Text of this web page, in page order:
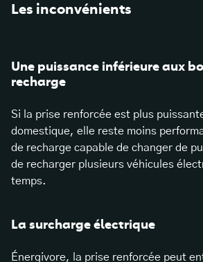
Les inconvénients
Une puissance inférieure aux
recharge
Si la prise renforcée est plus
domestique, elle reste moins
de recharge capable de changer de
de recharger plusieurs véhicules
temps.
La surcharge électrique
Énergivore, la prise renforcée peut